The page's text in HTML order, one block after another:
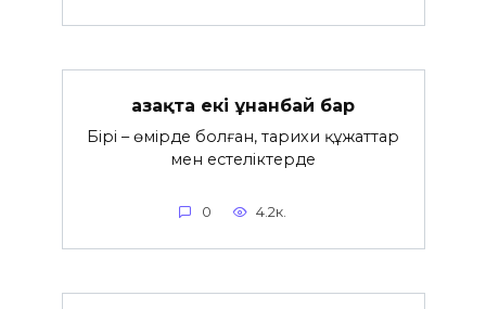
Қазақта екі Құнанбай бар
Бірі – өмірде болған, тарихи құжаттар
мен естеліктерде
0 4.2к.